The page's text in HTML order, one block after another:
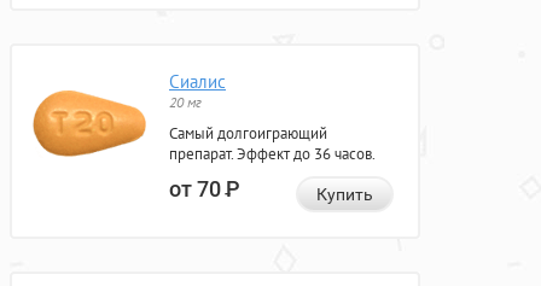
Сиалис
20 мг
Самый долгоиграющий
препарат. Эффект до 36 часов.
от 70Р Купить